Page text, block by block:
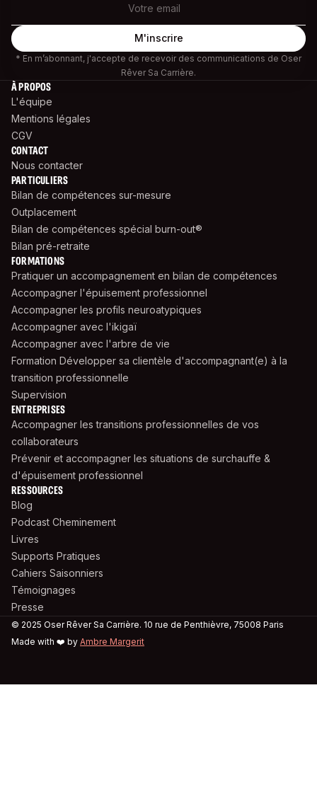
* En m’abonnant, j'accepte de recevoir des communications de Oser
Rêver Sa Carrière.
À PROPOS
L'équipe
Mentions légales
CGV
CONTACT
Nous contacter
PARTICULIERS
Bilan de compétences sur-mesure
Outplacement
Bilan de compétences spécial burn-out®
Bilan pré-retraite
FORMATIONS
Pratiquer un accompagnement en bilan de compétences
Accompagner l'épuisement professionnel
Accompagner les profils neuroatypiques
Accompagner avec l'ikigaï
Accompagner avec l'arbre de vie
Formation Développer sa clientèle d'accompagnant(e) à la
transition professionnelle
Supervision
ENTREPRISES
Accompagner les transitions professionnelles de vos
collaborateurs
Prévenir et accompagner les situations de surchauffe &
d'épuisement professionnel
RESSOURCES
Blog
Podcast Cheminement
Livres
Supports Pratiques
Cahiers Saisonniers
Témoignages
Presse
© 2025 Oser Rêver Sa Carrière. 10 rue de Penthièvre, 75008 Paris
Made with ❤️ by Ambre Margerit